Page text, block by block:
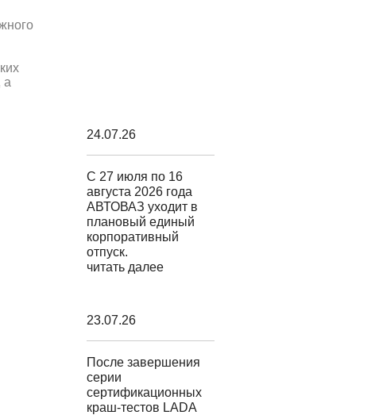
а
24.07.26
С 27 июля по 16
августа 2026 года
АВТОВАЗ уходит в
плановый единый
корпоративный
отпуск.
читать далее
23.07.26
После завершения
серии
сертификационных
краш-тестов LADA